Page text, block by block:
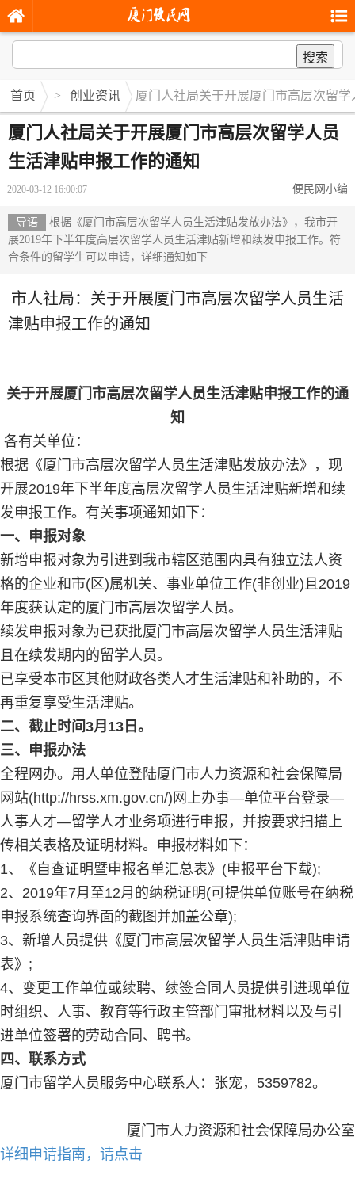
搜索
首页 > 创业资讯 厦门人社局关于开展厦门市高层次留
厦门人社局关于开展厦门市高层次留学人员
生活津贴申报工作的通知
2020-03-12 16:00:07 便民网小编
导语
根据《厦门市高层次留学人员生活津贴发放办法》，我市开
展2019年下半年度高层次留学人员生活津贴新增和续发申报工作。符
合条件的留学生可以申请，详细通知如下
市人社局：关于开展厦门市高层次留学人员生活
津贴申报工作的通知
关于开展厦门市高层次留学人员生活津贴申报工作的通
知
各有关单位：
根据《厦门市高层次留学人员生活津贴发放办法》，现
开展2019年下半年度高层次留学人员生活津贴新增和续
发申报工作。有关事项通知如下：
一、申报对象
新增申报对象为引进到我市辖区范围内具有独立法人资
格的企业和市(区)属机关、事业单位工作(非创业)且2019
年度获认定的厦门市高层次留学人员。
续发申报对象为已获批厦门市高层次留学人员生活津贴
且在续发期内的留学人员。
已享受本市区其他财政各类人才生活津贴和补助的，不
再重复享受生活津贴。
二、截止时间3月13日。
三、申报办法
全程网办。用人单位登陆厦门市人力资源和社会保障局
网站(http://hrss.xm.gov.cn/)网上办事—单位平台登录—
人事人才—留学人才业务项进行申报，并按要求扫描上
传相关表格及证明材料。申报材料如下：
1、《自查证明暨申报名单汇总表》(申报平台下载);
2、2019年7月至12月的纳税证明(可提供单位账号在纳税
申报系统查询界面的截图并加盖公章);
3、新增人员提供《厦门市高层次留学人员生活津贴申请
表》;
4、变更工作单位或续聘、续签合同人员提供引进现单位
时组织、人事、教育等行政主管部门审批材料以及与引
进单位签署的劳动合同、聘书。
四、联系方式
厦门市留学人员服务中心联系人：张宠，5359782。
厦门市人力资源和社会保障局办公室
详细申请指南，请点击